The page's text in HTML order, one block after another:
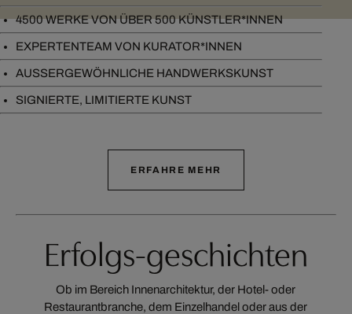
4500 WERKE VON ÜBER 500 KÜNSTLER*INNEN
EXPERTENTEAM VON KURATOR*INNEN
AUSSERGEWÖHNLICHE HANDWERKSKUNST
SIGNIERTE, LIMITIERTE KUNST
ERFAHRE MEHR
Erfolgs-geschichten
Ob im Bereich Innenarchitektur, der Hotel- oder
Restaurantbranche, dem Einzelhandel oder aus der